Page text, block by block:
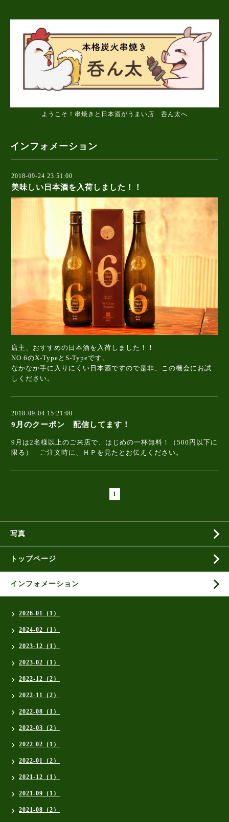
ようこそ！串焼きと日本酒がうまい店 呑ん太へ
インフォメーション
2018-09-24 23:51:00
美味しい日本酒を入荷しました！！
店主、おすすめの日本酒を入荷しました！！
NO.6のX-TypeとS-Typeです。
なかなか手に入りにくい日本酒ですので是非、この機会にお試
しください。
2018-09-04 15:21:00
9月のクーポン 配信してます！
9月は2名様以上のご来店で、はじめの一杯無料！（500円以下に
限る） ご注文時に、ＨＰを見たとお伝えください。
1
写真
トップページ
インフォメーション
2026-01（1）
2024-02（1）
2023-12（1）
2023-02（1）
2022-12（2）
2022-11（2）
2022-08（1）
2022-03（2）
2022-02（1）
2022-01（2）
2021-12（1）
2021-09（1）
2021-08（2）